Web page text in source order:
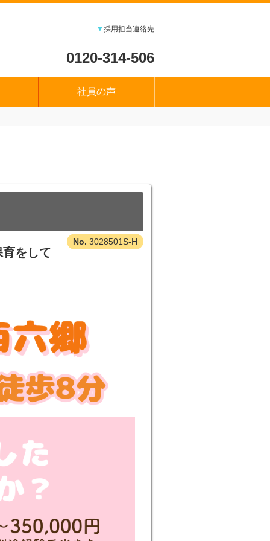
▼採用担当連絡先
0120-314-506
社員の声
3028501S-H
をして